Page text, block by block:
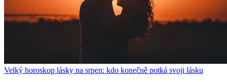
Velký horoskop lásky na srpen: kdo konečně potká svoji lásku